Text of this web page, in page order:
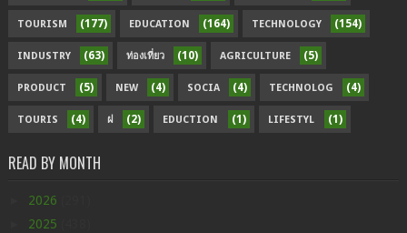
TOURISM (177) EDUCATION (164) TECHNOLOGY (154)
INDUSTRY (63) ท่องเที่ยว (10) AGRICULTURE (5)
PRODUCT (5) NEW (4) SOCIA (4) TECHNOLOG (4)
TOURIS (4) ฝ (2) EDUCTION (1) LIFESTYL (1)
READ BY MONTH
2026
2025